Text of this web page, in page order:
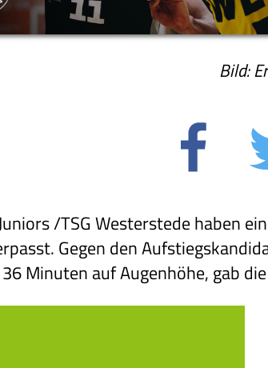
Bild:
/TSG Westerstede haben
Gegen den
Minuten auf Augenhöhe, gab